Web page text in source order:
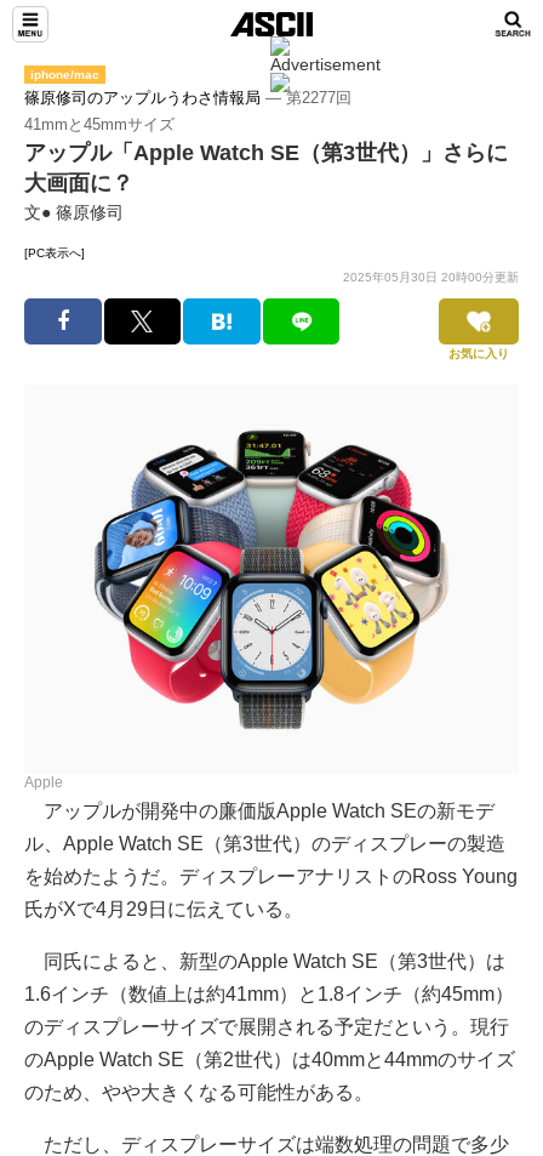
iphone/mac
篠原修司のアップルうわさ情報局 ― 第2277回
41mmと45mmサイズ
アップル「Apple Watch SE（第3世代）」さらに
大画面に？
文● 篠原修司
[PC表示へ]
2025年05月30日 20時00分更新
お気に入り
Apple
アップルが開発中の廉価版Apple Watch SEの新モデ
ル、Apple Watch SE（第3世代）のディスプレーの製造
を始めたようだ。ディスプレーアナリストのRoss Young
氏がXで4月29日に伝えている。
同氏によると、新型のApple Watch SE（第3世代）は
1.6インチ（数値上は約41mm）と1.8インチ（約45mm）
のディスプレーサイズで展開される予定だという。現行
のApple Watch SE（第2世代）は40mmと44mmのサイズ
のため、やや大きくなる可能性がある。
ただし、ディスプレーサイズは端数処理の問題で多少